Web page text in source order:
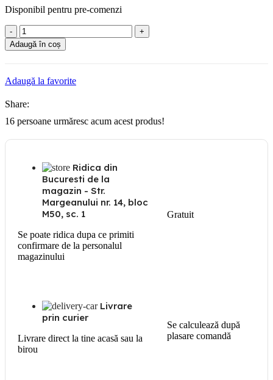
Disponibil pentru pre-comenzi
Cantitate
Cordon
Cablu
flexibil
Adaugă în coș
Adaugă la favorite
Share:
16 persoane urmăresc acum acest produs!
Ridica din
Bucuresti de la
magazin - Str.
Margeanului nr. 14, bloc
M50, sc. 1
Se poate ridica dupa ce primiti
confirmare de la personalul
magazinului
Gratuit
Livrare
prin curier
Livrare direct la tine acasă sau la
birou
Se calculează după
plasare comandă